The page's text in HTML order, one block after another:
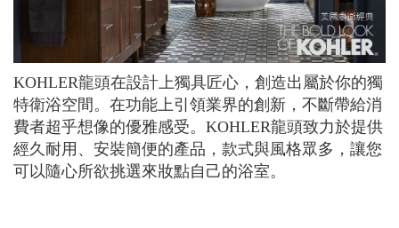
KOHLER龍頭在設計上獨具匠心，創造出屬於你的獨
特衛浴空間。在功能上引領業界的創新，不斷帶給消
費者超乎想像的優雅感受。KOHLER龍頭致力於提供
經久耐用、安裝簡便的產品，款式與風格眾多，讓您
可以隨心所欲挑選來妝點自己的浴室。